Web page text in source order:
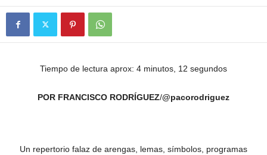
Tiempo de lectura aprox: 4 minutos, 12 segundos
POR FRANCISCO RODRÍGUEZ/@pacorodriguez
Un repertorio falaz de arengas, lemas, símbolos, programas